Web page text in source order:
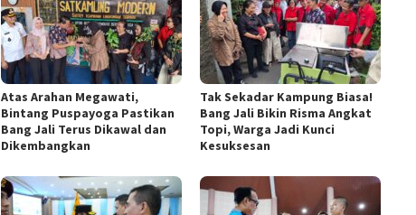
Atas Arahan Megawati,
Bintang Puspayoga Pastikan
Bang Jali Terus Dikawal dan
Dikembangkan
Tak Sekadar Kampung Biasa!
Bang Jali Bikin Risma Angkat
Topi, Warga Jadi Kunci
Kesuksesan